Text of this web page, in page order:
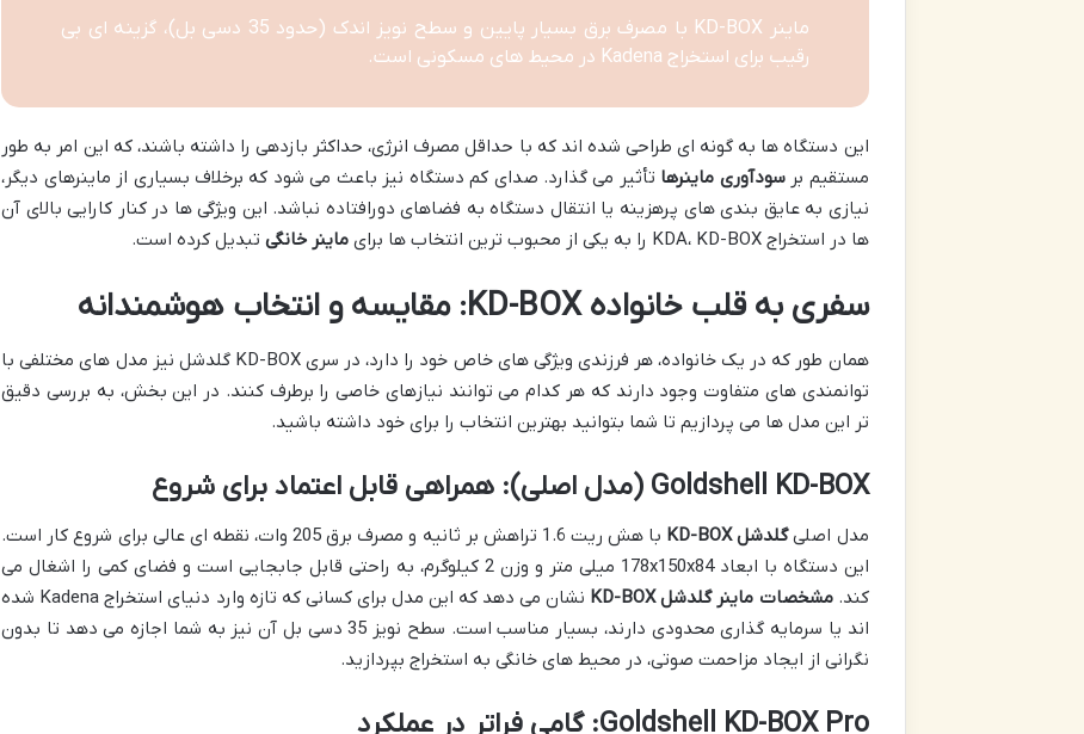
ماینر KD-BOX با مصرف برق بسیار پایین و سطح نویز اندک (حدود 35 دسی بل)، گزینه ای بی
رقیب برای استخراج Kadena در محیط های مسکونی است.
این دستگاه ها به گونه ای طراحی شده اند که با حداقل مصرف انرژی، حداکثر بازدهی را داشته باشند، که این امر به طور
مستقیم برسودآوری ماینرها تأثیر می گذارد. صدای کم دستگاه نیز باعث می شود که برخلاف بسیاری از ماینرهای دیگر،
نیازی به عایق بندی های پرهزینه یا انتقال دستگاه به فضاهای دورافتاده نباشد. این ویژگی ها در کنار کارایی بالای آن
ها در استخراج KDA، KD-BOX را به یکی از محبوب ترین انتخاب ها برای
ماینر خانگی تبدیل کرده است.
سفری به قلب خانواده KD-BOX: مقایسه و انتخاب هوشمندانه
همان طور که در یک خانواده، هر فرزندی ویژگی های خاص خود را دارد، در سری KD-BOX گلدشل نیز مدل های مختلفی با
توانمندی های متفاوت وجود دارند که هر کدام می توانند نیازهای خاصی را برطرف کنند. در این بخش، به بررسی دقیق
تر این مدل ها می پردازیم تا شما بتوانید بهترین انتخاب را برای خود داشته باشید.
Goldshell KD-BOX (مدل اصلی): همراهی قابل اعتماد برای شروع
مدل اصلیگلدشل KD-BOX
با هش ریت 1.6 تراهش بر ثانیه و مصرف برق 205 وات، نقطه ای عالی برای شروع کار است.
این دستگاه با ابعاد 178x150x84 میلی متر و وزن 2 کیلوگرم، به راحتی قابل جابجایی است و فضای کمی را اشغال می
کند.مشخصات ماینر گلدشل KD-BOX
نشان می دهد که این مدل برای کسانی که تازه وارد دنیای استخراج Kadena شده
اند یا سرمایه گذاری محدودی دارند، بسیار مناسب است. سطح نویز 35 دسی بل آن نیز به شما اجازه می دهد تا بدون
نگرانی از ایجاد مزاحمت صوتی، در محیط های خانگی به استخراج بپردازید.
Goldshell KD-BOX Pro: گامی فراتر در عملکرد